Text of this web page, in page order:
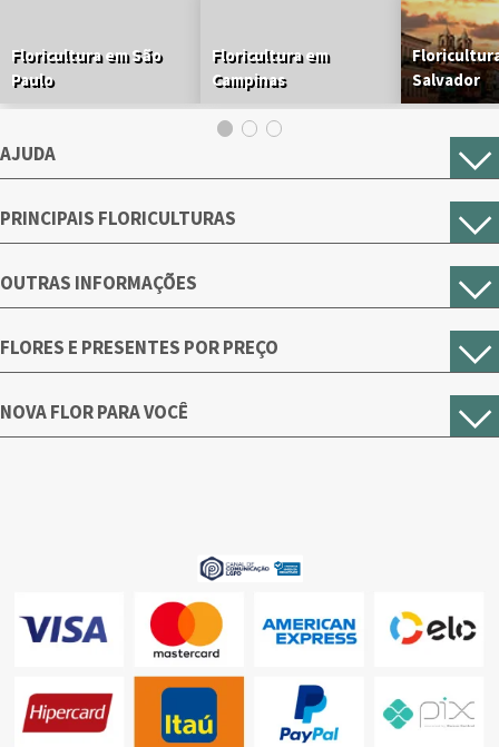
Floricultura em São
Paulo
Floricultura em
Campinas
Salvador
AJUDA
PRINCIPAIS FLORICULTURAS
OUTRAS INFORMAÇÕES
FLORES E PRESENTES POR PREÇO
NOVA FLOR PARA VOCÊ